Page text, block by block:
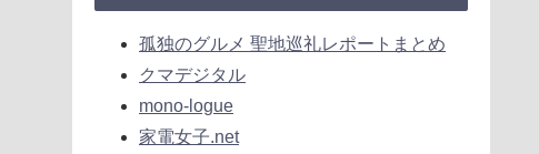
孤独のグルメ 聖地巡礼レポートまとめ
クマデジタル
mono-logue
家電女子.net